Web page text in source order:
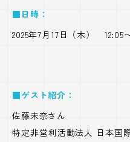
■日時：
2025年7月17日（木） 12:05
■ゲスト紹介：
佐藤未奈さん
特定非営利活動法人 日本国